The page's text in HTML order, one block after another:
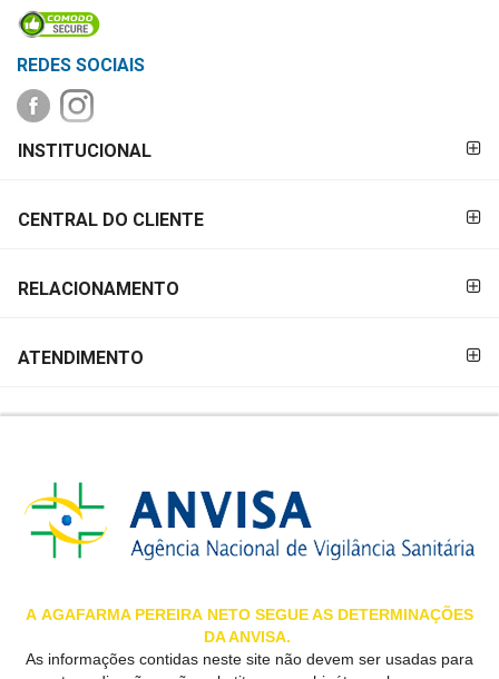
Casa
e
OFERTAS
OFERTAS
CENTRAL
LOJAS
REDES SOCIAIS
PAGAMENTO
INSTITUCIONAL
CENTRAL DO CLIENTE
RELACIONAMENTO
ATENDIMENTO
A AGAFARMA PEREIRA NETO SEGUE AS DETERMINAÇÕES
DA ANVISA.
As informações contidas neste site não devem ser usadas para